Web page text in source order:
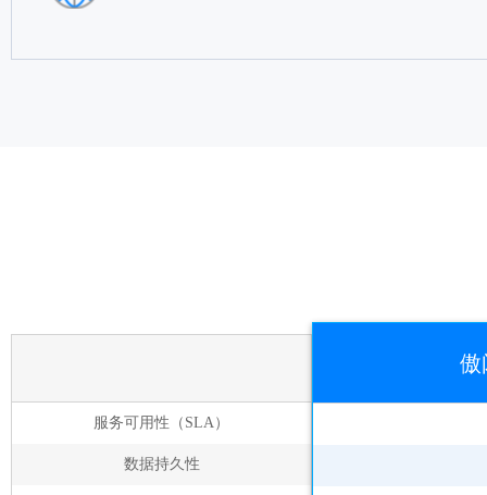
服务可用性（SLA）
数据持久性
傲